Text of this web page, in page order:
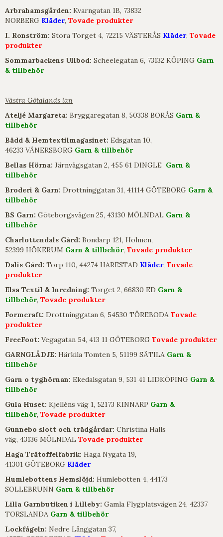
Arbrahamsgården: Kvarngatan 1B, 73832
NORBERG Kläder, Tovade produkter
I. Ronström: Stora Torget 4, 72215 VÄSTERÅS Kläder, Tovade
produkter
Sommarbackens Ullbod: Scheelegatan 6, 73132 KÖPING Garn
& tillbehör
Västra Götalands län
Ateljé Margareta: Bryggaregatan 8, 50338 BORÅS Garn &
tillbehör
Bädd & Hemtextilmagasinet: Edsgatan 10,
46233 VÄNERSBORG Garn & tillbehör
Bellas Hörna: Järnvägsgatan 2, 455 61 DINGLE Garn &
tillbehör
Broderi & Garn: Drottninggatan 31, 41114 GÖTEBORG Garn &
tillbehör
BS Garn: Göteborgsvägen 25, 43130 MÖLNDAL Garn &
tillbehör
Charlottendals Gård: Bondarp 121, Holmen,
52399 HÖKERUM Garn & tillbehör, Tovade produkter
Dalis Gård: Torp 110, 44274 HARESTAD Kläder, Tovade
produkter
Elsa Textil & Inredning: Torget 2, 66830 ED Garn &
tillbehör, Tovade produkter
Formcraft: Drottninggatan 6, 54530 TÖREBODA Tovade
produkter
FreeFoot: Vegagatan 54, 413 11 GÖTEBORG Tovade produkter
GARNGLÄDJE: Härkila Tomten 5, 51199 SÄTILA Garn &
tillbehör
Garn o tyghörnan: Ekedalsgatan 9, 531 41 LIDKÖPING Garn &
tillbehör
Gula Huset: Kjelléns väg 1, 52173 KINNARP Garn &
tillbehör, Tovade produkter
Gunnebo slott och trädgårdar: Christina Halls
väg, 43136 MÖLNDAL Tovade produkter
Haga Trätoffelfabrik: Haga Nygata 19,
41301 GÖTEBORG Kläder
Humlebottens Hemslöjd: Humlebotten 4, 44173
SOLLEBRUNN Garn & tillbehör
Lilla Garnbutiken i Lilleby: Gamla Flygplatsvägen 24, 42337
TORSLANDA Garn & tillbehör
Lockfågeln: Nedre Långgatan 37,